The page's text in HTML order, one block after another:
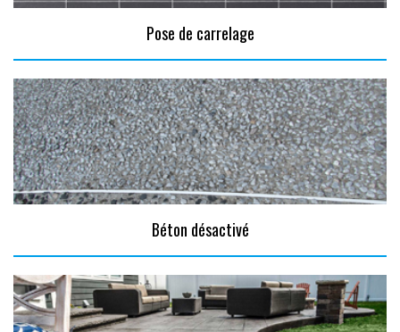
Pose de carrelage
Béton désactivé